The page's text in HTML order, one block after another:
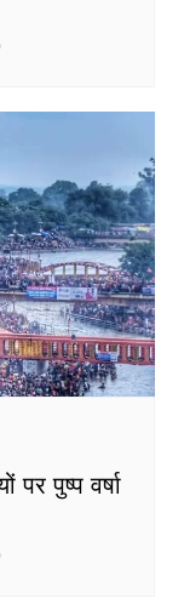
पर पुष्प वर्षा